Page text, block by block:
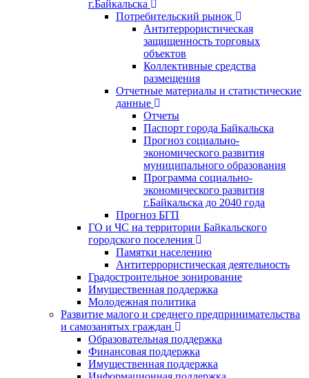
г.Байкальска
Потребительский рынок
Антитеррористическая
защищенность торговых
объектов
Коллективные средства
размещения
Отчетные материалы и статистические
данные
Отчеты
Паспорт города Байкальска
Прогноз социально-
экономического развития
муниципального образования
Программа социально-
экономического развития
г.Байкальска до 2040 года
Прогноз БГП
ГО и ЧС на территории Байкальского
городского поселения
Памятки населению
Антитеррористическая деятельность
Градостроительное зонирование
Имущественная поддержка
Молодежная политика
Развитие малого и среднего предпринимательства
и самозанятых граждан
Образовательная поддержка
Финансовая поддержка
Имущественная поддержка